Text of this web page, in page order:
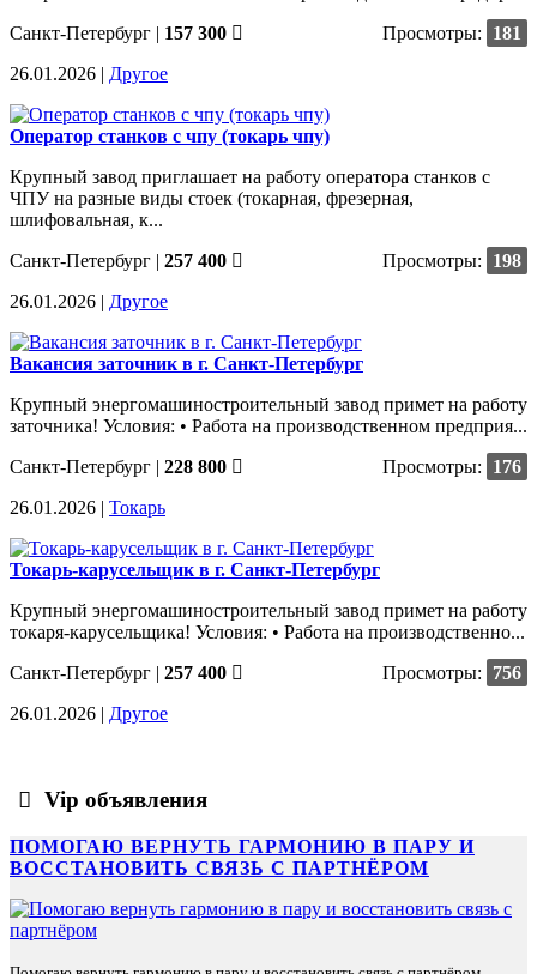
Санкт-Петербург | 157 300 Просмотры:
181
26.01.2026 | Другое
Оператор станков с чпу (токарь чпу)
Крупный завод приглашает на работу оператора станков с
ЧПУ на разные виды стоек (токарная, фрезерная,
шлифовальная, к...
Санкт-Петербург | 257 400 Просмотры:
198
26.01.2026 | Другое
Вакансия заточник в г. Санкт-Петербург
Крупный энергомашиностроительный завод примет на работу
заточника! Условия: • Работа на производственном предприя...
Санкт-Петербург | 228 800 Просмотры:
176
26.01.2026 | Токарь
Токарь-карусельщик в г. Санкт-Петербург
Крупный энергомашиностроительный завод примет на работу
токаря-карусельщика! Условия: • Работа на производственно...
Санкт-Петербург | 257 400 Просмотры:
756
26.01.2026 | Другое
Vip объявления
ПОМОГАЮ ВЕРНУТЬ ГАРМОНИЮ В ПАРУ И
ВОССТАНОВИТЬ СВЯЗЬ С ПАРТНЁРОМ